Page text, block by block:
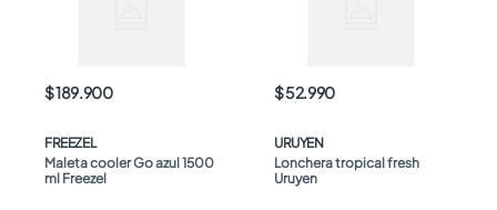
$ 189.900
FREEZEL
Maleta cooler Go azul 1500
ml Freezel
$ 52.990
URUYEN
Lonchera tropical fresh
Uruyen